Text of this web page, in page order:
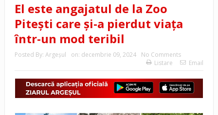
El este angajatul de la Zoo
Pitești care și-a pierdut viața
într-un mod teribil
Posted By: Argeşul on: decembrie 09, 2024
No Comments
Listare
Email